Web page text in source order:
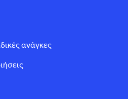
ανάγκες